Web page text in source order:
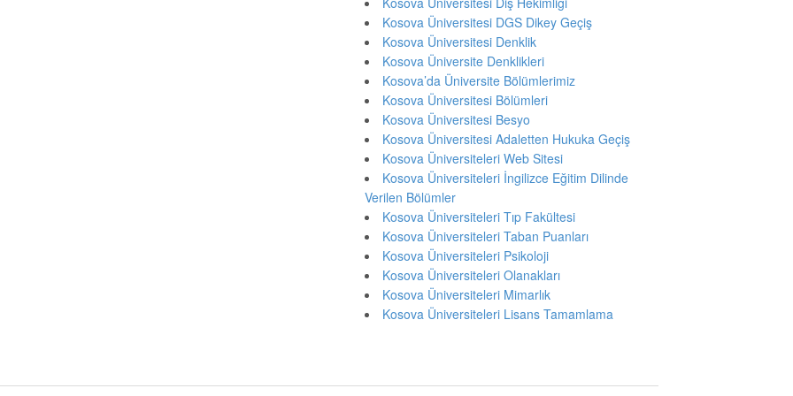
Kosova Üniversitesi DGS Dikey Geçiş
Kosova Üniversitesi Denklik
Kosova Üniversite Denklikleri
Kosova’da Üniversite Bölümlerimiz
Kosova Üniversitesi Bölümleri
Kosova Üniversitesi Besyo
Kosova Üniversitesi Adaletten Hukuka Geçiş
Kosova Üniversiteleri Web Sitesi
Kosova Üniversiteleri İngilizce Eğitim Dilinde
Verilen Bölümler
Kosova Üniversiteleri Tıp Fakültesi
Kosova Üniversiteleri Taban Puanları
Kosova Üniversiteleri Psikoloji
Kosova Üniversiteleri Olanakları
Kosova Üniversiteleri Mimarlık
Kosova Üniversiteleri Lisans Tamamlama